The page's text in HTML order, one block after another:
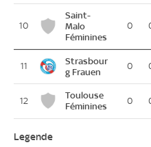
10
Saint-
Malo
Féminines
0
11
Strasbour
g Frauen
0
12
Toulouse
Féminines
0
Legende